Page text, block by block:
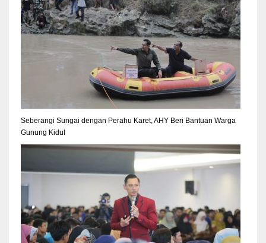
Seberangi Sungai dengan Perahu Karet, AHY Beri Bantuan Warga
Gunung Kidul